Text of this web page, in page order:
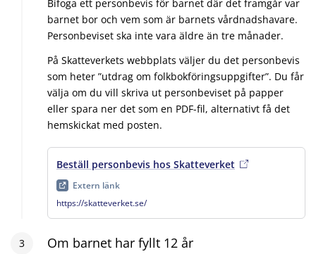
Bifoga ett personbevis för barnet där det framgår var
barnet bor och vem som är barnets vårdnadshavare.
Personbeviset ska inte vara äldre än tre månader.
På Skatteverkets webbplats väljer du det personbevis
som heter ”utdrag om folkbokföringsuppgifter”. Du får
välja om du vill skriva ut personbeviset på papper
eller spara ner det som en PDF-fil, alternativt få det
hemskickat med posten.
Beställ personbevis hos Skatteverket , extern länk
Extern länk
https://skatteverket.se/
3 Steg3:
Om barnet har fyllt 12 år